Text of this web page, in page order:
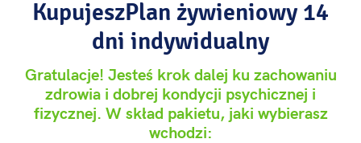
KupujeszPlan żywieniowy 14
dni indywidualny
Gratulacje! Jesteś krok dalej ku zachowaniu
zdrowia i dobrej kondycji psychicznej i
fizycznej. W skład pakietu, jaki wybierasz
wchodzi: